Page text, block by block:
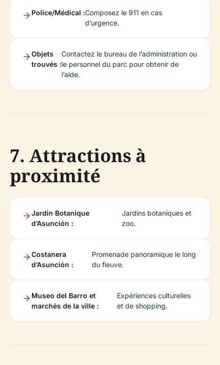
Police/Médical :Composez le 911 en cas
d’urgence.
Objets
trouvés :
Contactez le bureau de l’administration ou
le personnel du parc pour obtenir de
l’aide.
7. Attractions à
proximité
Jardin Botanique
d’Asunción :
Jardins botaniques et
zoo.
Costanera
d’Asunción :
Promenade panoramique le long
du fleuve.
Museo del Barro et
marchés de la ville :
Expériences culturelles
et de shopping.